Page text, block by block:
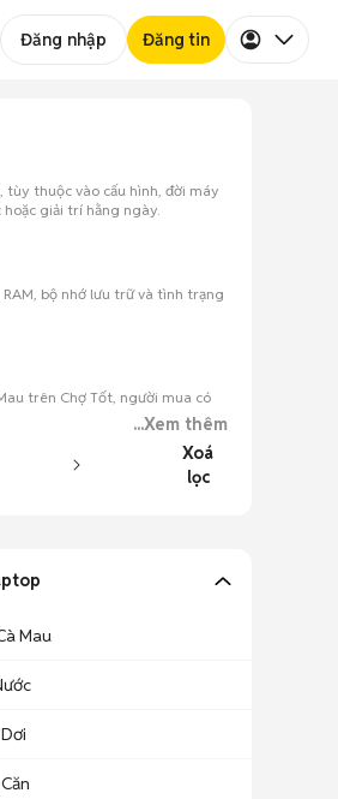
Đăng nhập Đăng tin
thuộc vào cấu hình, đời máy
giải trí hằng ngày.
bộ nhớ lưu trữ và tình trạng
trên Chợ Tốt, người mua có
...Xem thêm
Xoá
lọc
Mau